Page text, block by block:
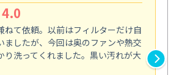
4.0
ねて依頼。以前はフィルターだけ自
ましたが、今回は奥のファンや熱交
り洗ってくれました。黒い汚れが大